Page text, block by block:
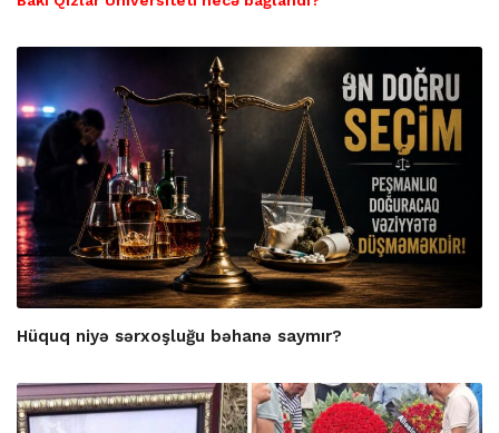
Hüquq niyə sərxoşluğu bəhanə saymır?